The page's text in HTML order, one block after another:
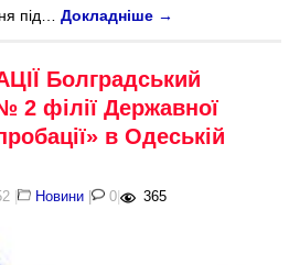
під…Докладніше →
Болградський
2 філії Державної
в Одеській
| Новини | 0 | 365